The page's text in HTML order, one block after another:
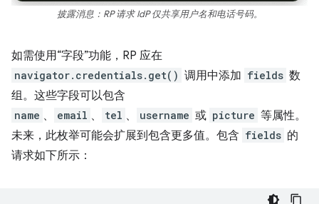
披露消息：RP 请求 IdP 仅共享用户名和电话号码。
如需使用“字段”功能，RP 应在
navigator.credentials.get() 调用中添加 fields 数
组。这些字段可以包含
name 、 email 、 tel 、 username 或 picture 等属性。
未来，此枚举可能会扩展到包含更多值。包含 fields 的
请求如下所示：